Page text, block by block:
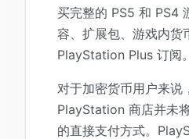
买完整的 PS5 和 PS4
容、扩展包、游戏内货
PlayStation Plus 订阅。
对于加密货币用户来说
PlayStation 商店并未
的直接支付方式。